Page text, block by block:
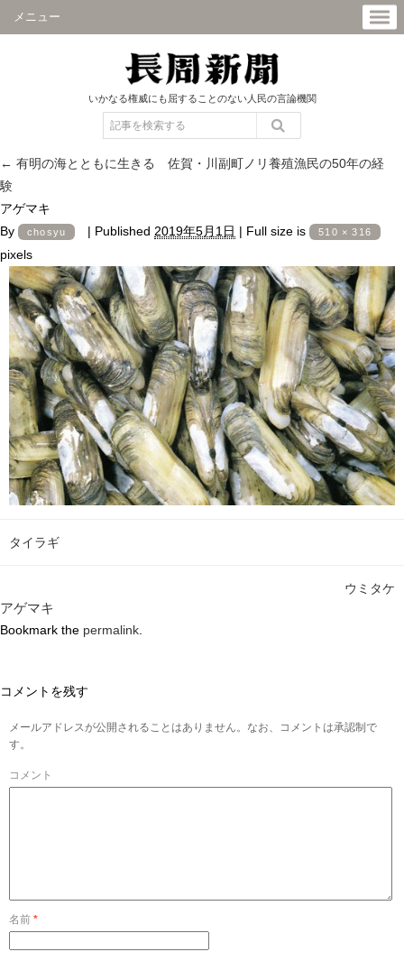
メニュー
いかなる権威にも屈することのない人民の言論機関
← 有明の海とともに生きる 佐賀・川副町ノリ養殖漁民の50年の経
験
アゲマキ
By
chosyu | Published 2019年5月1日 | Full size is 510 × 316
pixels
タイラギ
ウミタケ
アゲマキ
Bookmark the permalink
コメントを残す
メールアドレスが公開されることはありません。なお、コメントは承認制で
す。
コメント
名前 *